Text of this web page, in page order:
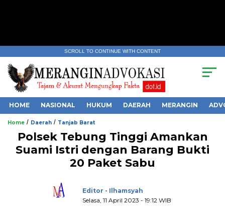
SCROLL TO CONTINUE WITH CONTENT
HOME NASIONAL HUKUM DAERAH MERANGIN
Home / Daerah / Tanjab Barat
Polsek Tebung Tinggi Amankan
Suami Istri dengan Barang Bukti
20 Paket Sabu
Editor - Ilhamsyah
Selasa, 11 April 2023 - 19:12 WIB